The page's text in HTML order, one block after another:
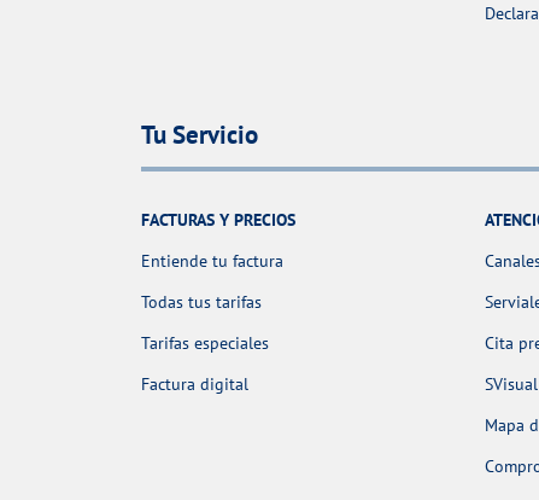
Tu Servicio
FACTURAS Y PRECIOS
Entiende tu factura
Todas tus tarifas
Tarifas especiales
Factura digital
Cita
SVisual
Mapa